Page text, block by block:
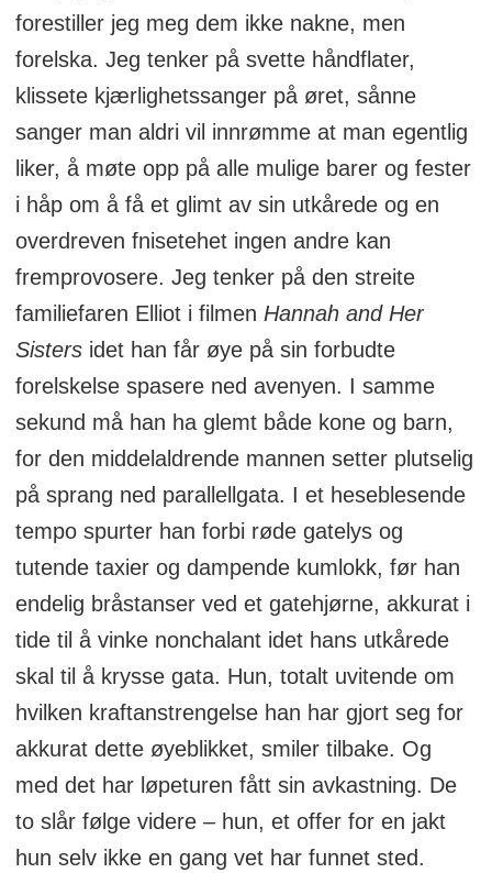
forestiller jeg meg dem ikke nakne, men
forelska. Jeg tenker på svette håndflater,
klissete kjærlighetssanger på øret, sånne
sanger man aldri vil innrømme at man egentlig
liker, å møte opp på alle mulige barer og fester
i håp om å få et glimt av sin utkårede og en
overdreven fnisetehet ingen andre kan
fremprovosere. Jeg tenker på den streite
familiefaren Elliot i filmen Hannah and Her
Sistersidet han får øye på sin forbudte
forelskelse spasere ned avenyen. I samme
sekund må han ha glemt både kone og barn,
for den middelaldrende mannen setter plutselig
på sprang ned parallellgata. I et heseblesende
tempo spurter han forbi røde gatelys og
tutende taxier og dampende kumlokk, før han
endelig bråstanser ved et gatehjørne, akkurat i
tide til å vinke nonchalant idet hans utkårede
skal til å krysse gata. Hun, totalt uvitende om
hvilken kraftanstrengelse han har gjort seg for
akkurat dette øyeblikket, smiler tilbake. Og
med det har løpeturen fått sin avkastning. De
to slår følge videre – hun, et offer for en jakt
hun selv ikke en gang vet har funnet sted.